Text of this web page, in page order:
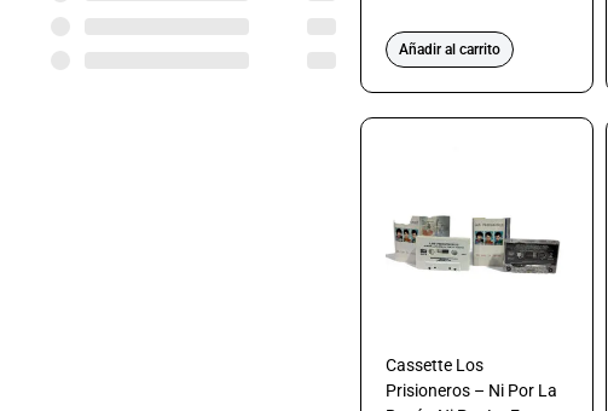
Añadir al carrito
Cassette Los
Prisioneros – Ni Por La